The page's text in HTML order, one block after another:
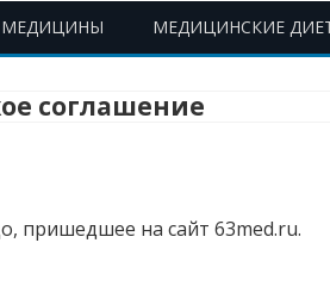
МЕДИЦИНСКИЕ
соглашение
пришедшее на сайт 63med.ru.